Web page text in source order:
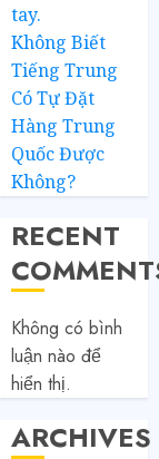
tay.
Không Biết
Tiếng Trung
Có Tự Đặt
Hàng Trung
Quốc Được
Không?
RECENT
Không có bình
luận nào để
hiển thị.
ARCHIVES